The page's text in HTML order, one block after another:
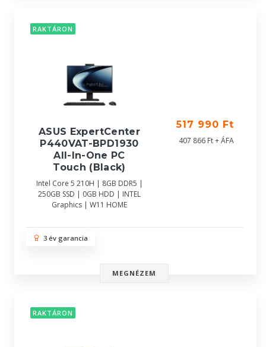
RAKTÁRON
ASUS ExpertCenter
P440VAT-BPD1930
All-In-One PC
Touch (Black)
Intel Core 5 210H | 8GB DDR5 |
250GB SSD | 0GB HDD | INTEL
Graphics | W11 HOME
517 990 Ft
407 866 Ft + ÁFA
3 év garancia
MEGNÉZEM
RAKTÁRON